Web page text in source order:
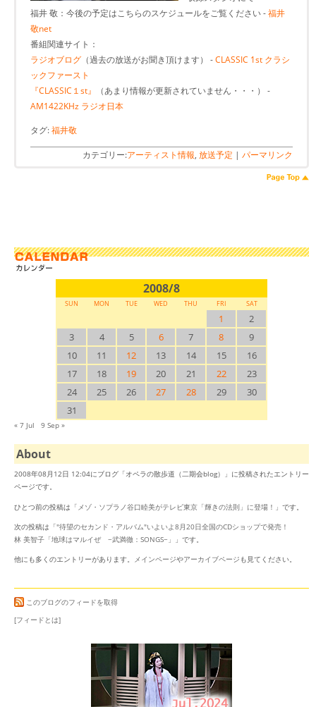
福井 敬：今後の予定はこちらのスケジュールをご覧ください -福井
敬net
番組関連サイト：
ラジオブログ （過去の放送がお聞き頂けます） -CLASSIC 1st クラシ
ックファースト
『CLASSIC１st』
（あまり情報が更新されていません・・・） -
AM1422KHz ラジオ日本
タグ:福井敬
カテゴリー:アーティスト情報, 放送予定 | パーマリンク
2008/8
SUN MON TUE WED THU FRI SAT
1
2
3
4 5 6 7 8
9
10
11 12 13 14 15
16
17
18 19 20 21 22
23
24
25 26 27 28 29
30
31
« 7 Jul 9 Sep »
About
2008年08月12日 12:04にブログ「オペラの散歩道（二期会blog）」に投稿されたエントリー
ページです。
ひとつ前の投稿は「 メゾ・ソプラノ谷口睦美がテレビ東京「輝きの法則」に登場！ 」です。
次の投稿は「"待望のセカンド・アルバム"いよいよ8月20日全国のCDショップで発売！
林 美智子「地球はマルイぜ −武満徹：SONGS−」
」です。
他にも多くのエントリーがあります。 メインページやアーカイブページ も見てください。
このブログのフィードを取得
[フィードとは]